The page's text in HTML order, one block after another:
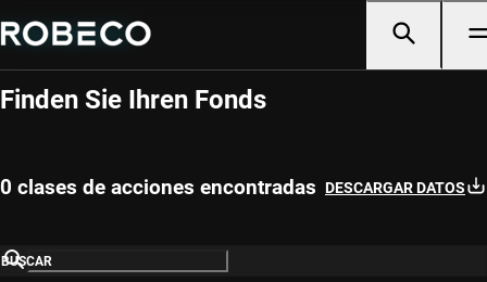
Produktübersicht
Finden Sie Ihren Fonds
0 clases de acciones encontradas DESCARGAR DATOS
BUSCAR